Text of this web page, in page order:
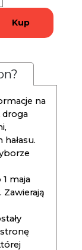
Kup
na
droga
maja